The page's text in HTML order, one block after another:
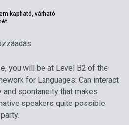
kapható, várható
you will be at Level B2 of the
for Languages: Can interact
spontaneity that makes
speakers quite possible